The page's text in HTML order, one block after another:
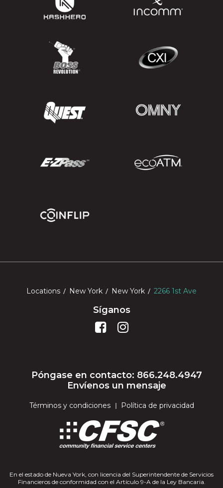
Locations New York New York 2266 1st Ave
Síganos
Póngase en contacto: 866.248.4947
Envíenos un mensaje
Términos y condiciones Política de privacidad
En el estado de Nueva York, con licencia del Superintendente de Servicios
Financieros de conformidad con el Artículo 9-A de la Ley Bancaria.